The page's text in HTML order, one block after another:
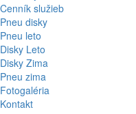
Cenník služieb
Pneu disky
Pneu leto
Disky Leto
Disky Zima
Pneu zima
Fotogaléria
Kontakt